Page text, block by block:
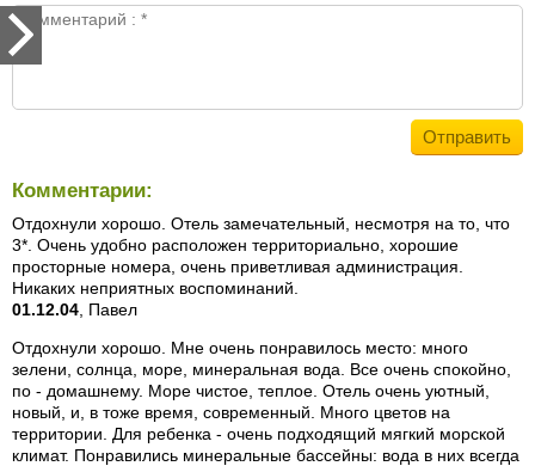
Комментарии:
Отдохнули хорошо. Отель замечательный, несмотря на то, что
3*. Очень удобно расположен территориально, хорошие
просторные номера, очень приветливая администрация.
Никаких неприятных воспоминаний.
01.12.04 , Павел
Отдохнули хорошо. Мне очень понравилось место: много
зелени, солнца, море, минеральная вода. Все очень спокойно,
по - домашнему. Море чистое, теплое. Отель очень уютный,
новый, и, в тоже время, современный. Много цветов на
территории. Для ребенка - очень подходящий мягкий морской
климат. Понравились минеральные бассейны: вода в них всегда